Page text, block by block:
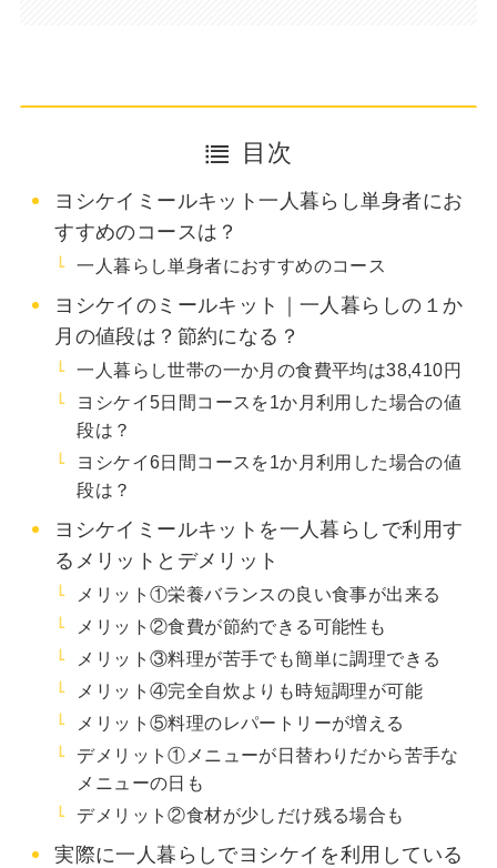
目次
ヨシケイミールキット一人暮らし単身者にお
すすめのコースは？
一人暮らし単身者におすすめのコース
ヨシケイのミールキット｜一人暮らしの１か
月の値段は？節約になる？
一人暮らし世帯の一か月の食費平均は38,410円
ヨシケイ5日間コースを1か月利用した場合の値
段は？
ヨシケイ6日間コースを1か月利用した場合の値
段は？
ヨシケイミールキットを一人暮らしで利用す
るメリットとデメリット
メリット①栄養バランスの良い食事が出来る
メリット②食費が節約できる可能性も
メリット③料理が苦手でも簡単に調理できる
メリット④完全自炊よりも時短調理が可能
メリット⑤料理のレパートリーが増える
デメリット①メニューが日替わりだから苦手な
メニューの日も
デメリット②食材が少しだけ残る場合も
実際に一人暮らしでヨシケイを利用している